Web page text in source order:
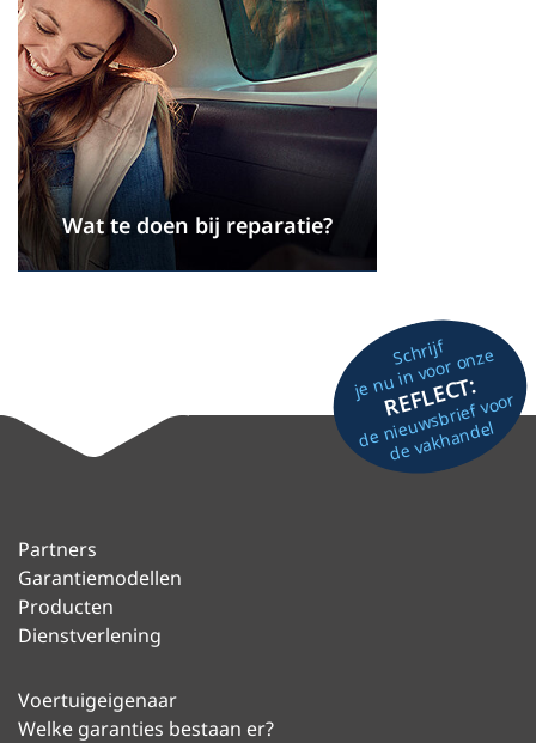
Wat te doen bij reparatie?
Schrijf
je nu in voor onze
REFLECT:
de nieuwsbrief voor
de vakhandel
Partners
Garantiemodellen
Producten
Dienstverlening
Voertuigeigenaar
Welke garanties bestaan er?